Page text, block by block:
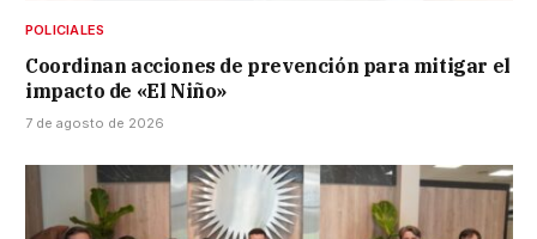
POLICIALES
Coordinan acciones de prevención para mitigar el
impacto de «El Niño»
7 de agosto de 2026